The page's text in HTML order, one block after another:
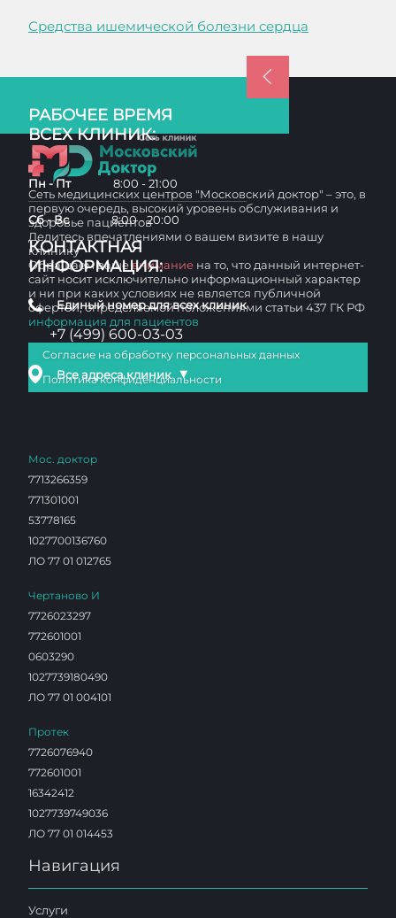
Средства ишемической болезни сердца
РАБОЧЕЕ ВРЕМЯ
ВСЕХ КЛИНИК:
Пн - Пт 8:00 - 21:00
Сб - Вс 8:00 - 20:00
КОНТАКТНАЯ
ИНФОРМАЦИЯ:
Единый номер для всех клиник
+7 (499) 600-03-03
Все адреса клиник ▼
Сеть медицинских центров "Московский доктор" – это, в
первую очередь, высокий уровень обслуживания и
здоровье пациентов
Делитесь впечатлениями о вашем визите в нашу
клинику
Обращаем вашевнимание на то, что данный интернет-
сайт носит исключительно информационный характер
и ни при каких условиях не является публичной
офертой, определяемой положениями статьи 437 ГК РФ
информация для пациентов
Согласие на обработку персональных данных
Политика конфиденциальности
Мос. доктор
7713266359
771301001
53778165
1027700136760
ЛО 77 01 012765
Чертаново И
7726023297
772601001
0603290
1027739180490
ЛО 77 01 004101
Протек
7726076940
772601001
16342412
1027739749036
ЛО 77 01 014453
Навигация
Услуги